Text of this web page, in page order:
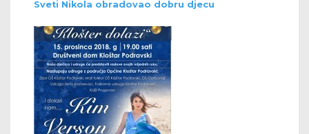
Sveti Nikola obradovao dobru djecu